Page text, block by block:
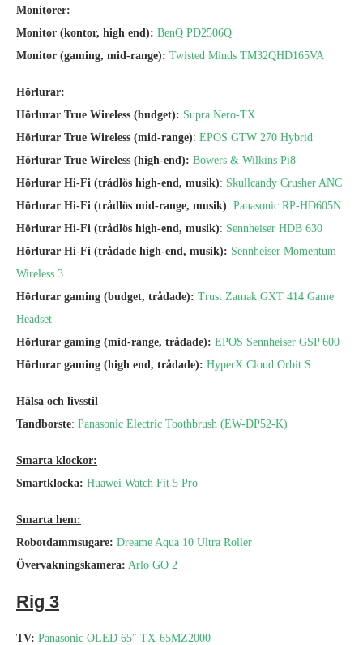
Monitorer:
Monitor (kontor, high end): BenQ PD2506Q
Monitor (gaming, mid-range): Twisted Minds TM32QHD165VA
Hörlurar:
Hörlurar True Wireless (budget): Supra Nero-TX
Hörlurar True Wireless (mid-range): EPOS GTW 270 Hybrid
Hörlurar True Wireless (high-end): Bowers & Wilkins Pi8
Hörlurar Hi-Fi (trådlös high-end, musik): Skullcandy Crusher ANC
Hörlurar Hi-Fi (trådlös mid-range, musik): Panasonic RP-HD605N
Hörlurar Hi-Fi (trådlös high-end, musik): Sennheiser HDB 630
Hörlurar Hi-Fi (trådade high-end, musik): Sennheiser Momentum
Wireless 3
Hörlurar gaming (budget, trådade): Trust Zamak GXT 414 Game
Headset
Hörlurar gaming (mid-range, trådade): EPOS Sennheiser GSP 600
Hörlurar gaming (high end, trådade): HyperX Cloud Orbit S
Hälsa och livsstil
Tandborste: Panasonic Electric Toothbrush (EW-DP52-K)
Smarta klockor:
Smartklocka: Huawei Watch Fit 5 Pro
Smarta hem:
Robotdammsugare: Dreame Aqua 10 Ultra Roller
Övervakningskamera: Arlo GO 2
Rig 3
TV: Panasonic OLED 65″ TX-65MZ2000